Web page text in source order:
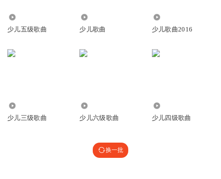
少儿五级歌曲 少儿歌曲 少儿歌曲2016
少儿三级歌曲 少儿六级歌曲 少儿四级歌曲
换一批